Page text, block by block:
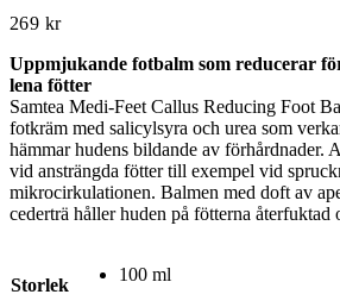
269 kr
Uppmjukande fotbalm som reducerar
lena fötter
Samtea Medi-Feet Callus Reducing Foot
fotkräm med salicylsyra och urea som
hämmar hudens bildande av förhårdnader.
vid ansträngda fötter till exempel vid
mikrocirkulationen. Balmen med doft av
cederträ håller huden på fötterna återfuktad
Storlek
100 ml